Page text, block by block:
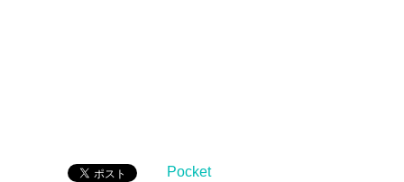
Pocket